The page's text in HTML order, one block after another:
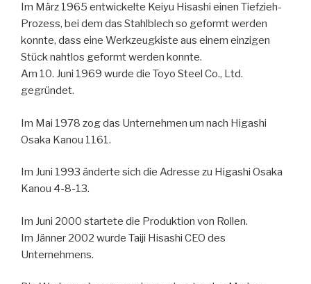
Im März 1965 entwickelte Keiyu Hisashi einen Tiefzieh-
Prozess, bei dem das Stahlblech so geformt werden
konnte, dass eine Werkzeugkiste aus einem einzigen
Stück nahtlos geformt werden konnte.
Am 10. Juni 1969 wurde die Toyo Steel Co., Ltd.
gegründet.
Im Mai 1978 zog das Unternehmen um nach Higashi
Osaka Kanou 1161.
Im Juni 1993 änderte sich die Adresse zu Higashi Osaka
Kanou 4-8-13.
Im Juni 2000 startete die Produktion von Rollen.
Im Jänner 2002 wurde Taiji Hisashi CEO des
Unternehmens.